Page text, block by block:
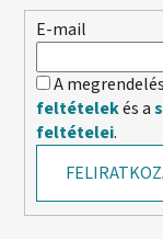
E-mail
A megrendelés
feltételekés a
feltételei.